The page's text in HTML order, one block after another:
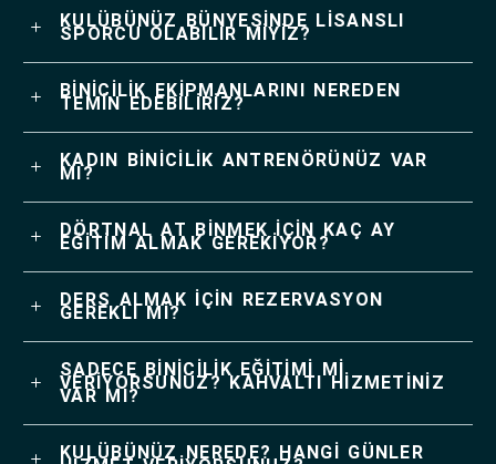
KULÜBÜNÜZ BÜNYESİNDE LİSANSLI
SPORCU OLABİLİR MİYİZ?
BİNİCİLİK EKİPMANLARINI NEREDEN
TEMİN EDEBİLİRİZ?
KADIN BİNİCİLİK ANTRENÖRÜNÜZ VAR
MI?
DÖRTNAL AT BİNMEK İÇİN KAÇ AY
EĞİTİM ALMAK GEREKİYOR?
DERS ALMAK İÇİN REZERVASYON
GEREKLİ Mİ?
SADECE BİNİCİLİK EĞİTİMİ Mİ
VERİYORSUNUZ? KAHVALTI HİZMETİNİZ
VAR MI?
KULÜBÜNÜZ NEREDE? HANGİ GÜNLER